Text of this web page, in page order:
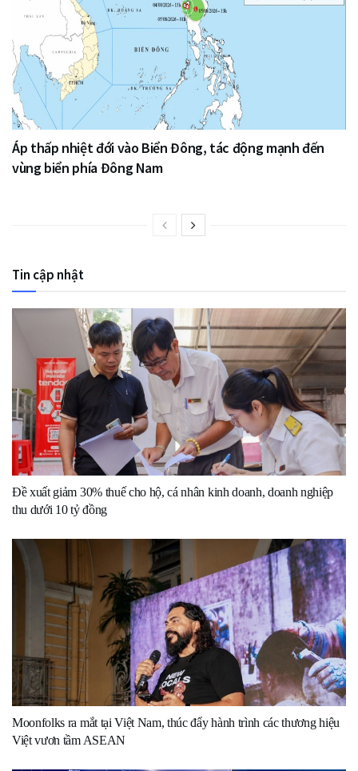
Áp thấp nhiệt đới vào Biển Đông, tác động mạnh đến
vùng biển phía Đông Nam
Tin cập nhật
Đề xuất giảm 30% thuế cho hộ, cá nhân kinh doanh, doanh nghiệp
thu dưới 10 tỷ đồng
Moonfolks ra mắt tại Việt Nam, thúc đẩy hành trình các thương hiệu
Việt vươn tầm ASEAN